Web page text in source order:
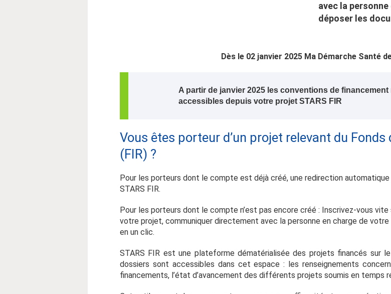
avec la
déposer les
Dès le 02 janvier 2025 Ma Démarche Santé
A partir de janvier 2025 les conventions de
accessibles depuis votre projet STARS FIR
Vous êtes porteur d’un projet relevant du Fonds
(FIR) ?
Pour les porteurs dont le compte est déjà créé, une redirection
STARS FIR.
Pour les porteurs dont le compte n’est pas encore créé : Inscrivez-vous vite
votre projet, communiquer directement avec la personne en charge de
en un clic.
STARS FIR est une plateforme dématérialisée des projets financés sur
dossiers sont accessibles dans cet espace : les renseignements
financements, l’état d’avancement des différents projets soumis en temps